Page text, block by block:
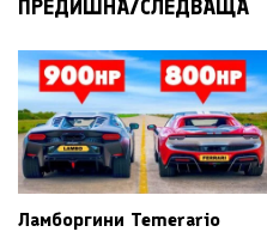
ПРЕДИШНА/СЛЕДВАЩА
Ламборгини Temerario